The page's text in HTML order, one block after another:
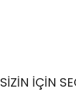
SİZİN İÇİN